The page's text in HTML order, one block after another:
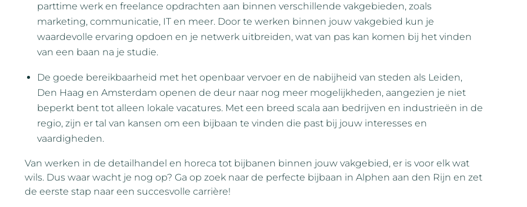
parttime werk en freelance opdrachten aan binnen verschillende vakgebieden, zoals
marketing, communicatie, IT en meer. Door te werken binnen jouw vakgebied kun je
waardevolle ervaring opdoen en je netwerk uitbreiden, wat van pas kan komen bij het vinden
van een baan na je studie.
De goede bereikbaarheid met het openbaar vervoer en de nabijheid van steden als Leiden,
Den Haag en Amsterdam openen de deur naar nog meer mogelijkheden, aangezien je niet
beperkt bent tot alleen lokale vacatures. Met een breed scala aan bedrijven en industrieën in de
regio, zijn er tal van kansen om een bijbaan te vinden die past bij jouw interesses en
vaardigheden.
Van werken in de detailhandel en horeca tot bijbanen binnen jouw vakgebied, er is voor elk wat
wils. Dus waar wacht je nog op? Ga op zoek naar de perfecte bijbaan in Alphen aan den Rijn en zet
de eerste stap naar een succesvolle carrière!